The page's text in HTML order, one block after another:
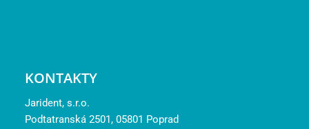
KONTAKTY
Jarident, s.r.o.
Podtatranská 2501, 05801 Poprad